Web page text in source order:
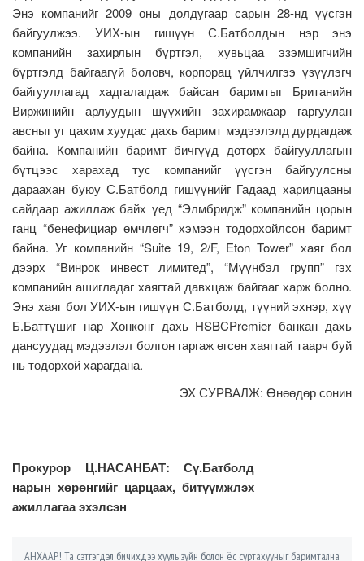
Энэ компанийг 2009 оны долдугаар сарын 28-нд үүсгэн
байгуулжээ. УИХ-ын гишүүн С.Батболдын нэр энэ
компанийн захирлын бүртгэл, хувьцаа эзэмшигчийн
бүртгэлд байгаагүй боловч, корпорац үйлчилгээ үзүүлэгч
байгууллагад хадгалагдаж байсан баримтыг Британийн
Виржинийн арлуудын шүүхийн захирамжаар гаргуулан
авсныг уг цахим хуудас дахь баримт мэдээлэлд дурдагдаж
байна. Компанийн баримт бичгүүд доторх байгууллагын
бүтцээс харахад тус компанийг үүсгэн байгуулсны
дараахан буюу С.Батболд гишүүнийг Гадаад харилцааны
сайдаар ажиллаж байх үед “Элмбридж” компанийн цорын
ганц “бенефициар өмчлөгч” хэмээн тодорхойлсон баримт
байна. Уг компанийн “Suite 19, 2/F, Eton Tower” хаяг бол
дээрх “Винрок инвест лимитед”, “Мүүнбэл групп” гэх
компанийн ашигладаг хаягтай давхцаж байгааг харж болно.
Энэ хаяг бол УИХ-ын гишүүн С.Батболд, түүний эхнэр, хүү
Б.Баттүшиг нар Хонконг дахь HSBCPremier банкан дахь
дансуудад мэдээлэл болгон гаргаж өгсөн хаягтай таарч буй
нь тодорхой харагдана.
ЭХ СУРВАЛЖ: Өнөөдөр сонин
Прокурор Ц.НАСАНБАТ: Сү.Батболд
нарын хөрөнгийг царцаах, битүүмжлэх
ажиллагаа эхэлсэн
АНХААР! Та сэтгэгдэл бичихдээ хууль зүйн болон ёс суртахууныг баримтална